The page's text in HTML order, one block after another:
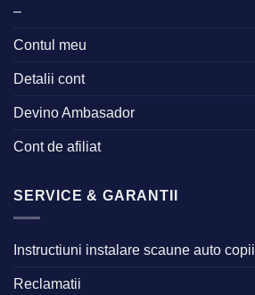
–
Contul meu
Detalii cont
Devino Ambasador
Cont de afiliat
SERVICE & GARANTII
Instructiuni instalare scaune auto copii
Reclamatii